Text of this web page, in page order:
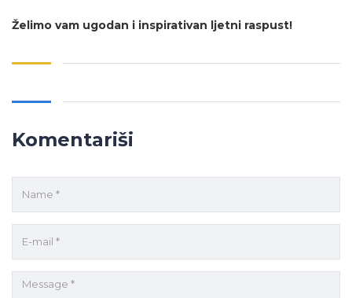
Želimo vam ugodan i inspirativan ljetni raspust!
Komentariši